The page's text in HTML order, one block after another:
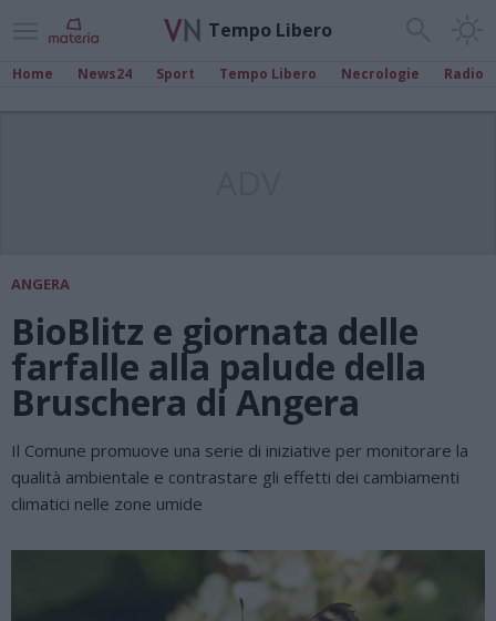
Tempo Libero
Home News24 Sport Tempo Libero Necrologie Radio
ANGERA
BioBlitz e giornata delle
farfalle alla palude della
Bruschera di Angera
Il Comune promuove una serie di iniziative per monitorare la
qualità ambientale e contrastare gli effetti dei cambiamenti
climatici nelle zone umide